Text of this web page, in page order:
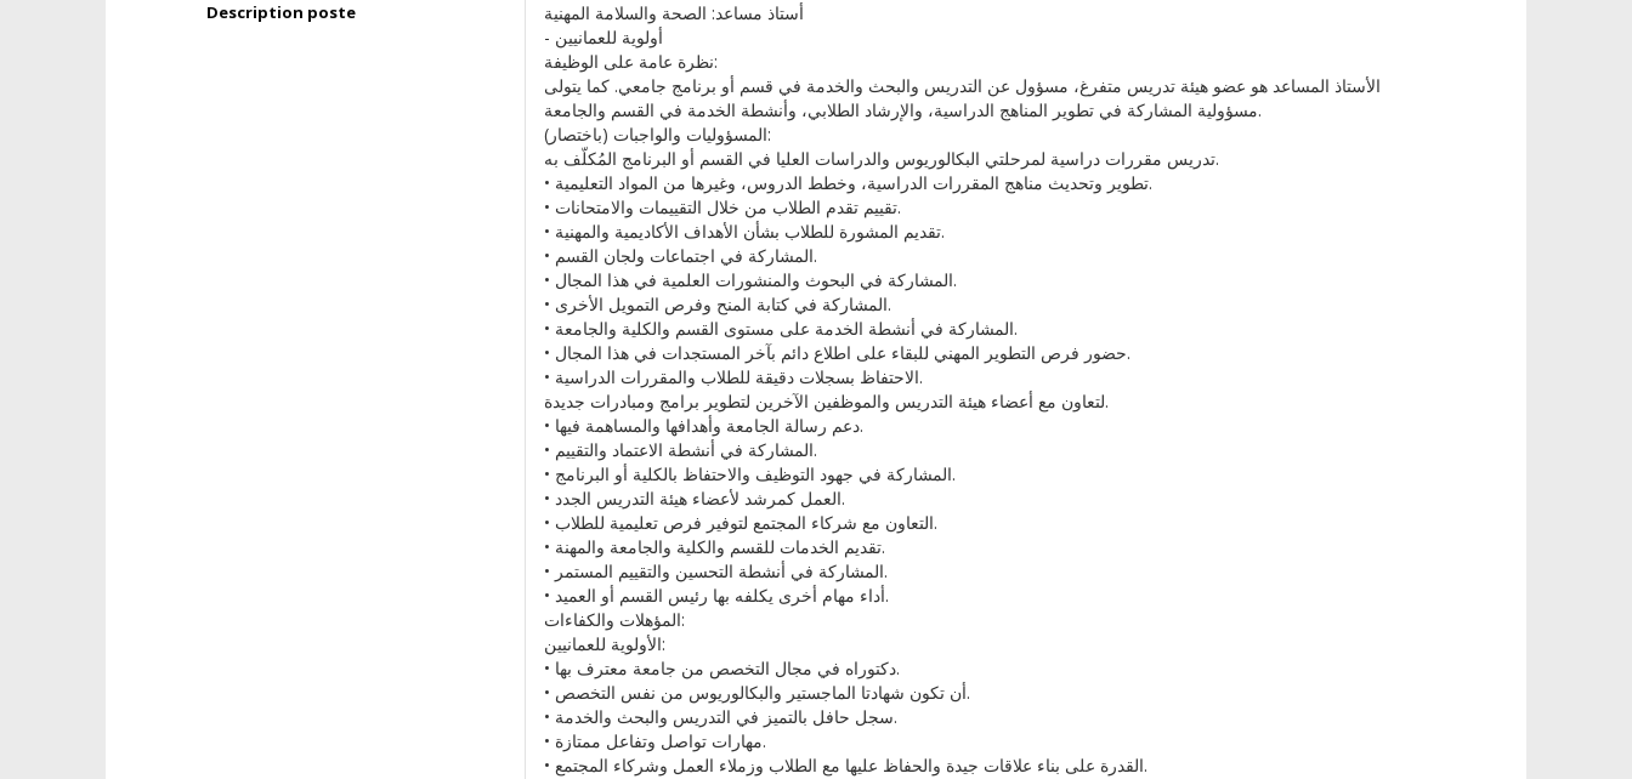
Description poste
أستاذ مساعد: الصحة والسلامة المهنية
- أولوية للعمانيين
نظرة عامة على الوظيفة:
الأستاذ المساعد هو عضو هيئة تدريس متفرغ، مسؤول عن التدريس والبحث والخدمة في قسم أو برنامج جامعي. كما يتولى
مسؤولية المشاركة في تطوير المناهج الدراسية، والإرشاد الطلابي، وأنشطة الخدمة في القسم والجامعة.
المسؤوليات والواجبات (باختصار):
تدريس مقررات دراسية لمرحلتي البكالوريوس والدراسات العليا في القسم أو البرنامج المُكلّف به.
• تطوير وتحديث مناهج المقررات الدراسية، وخطط الدروس، وغيرها من المواد التعليمية.
• تقييم تقدم الطلاب من خلال التقييمات والامتحانات.
• تقديم المشورة للطلاب بشأن الأهداف الأكاديمية والمهنية.
• المشاركة في اجتماعات ولجان القسم.
• المشاركة في البحوث والمنشورات العلمية في هذا المجال.
• المشاركة في كتابة المنح وفرص التمويل الأخرى.
• المشاركة في أنشطة الخدمة على مستوى القسم والكلية والجامعة.
• حضور فرص التطوير المهني للبقاء على اطلاع دائم بآخر المستجدات في هذا المجال.
• الاحتفاظ بسجلات دقيقة للطلاب والمقررات الدراسية.
لتعاون مع أعضاء هيئة التدريس والموظفين الآخرين لتطوير برامج ومبادرات جديدة.
• دعم رسالة الجامعة وأهدافها والمساهمة فيها.
• المشاركة في أنشطة الاعتماد والتقييم.
• المشاركة في جهود التوظيف والاحتفاظ بالكلية أو البرنامج.
• العمل كمرشد لأعضاء هيئة التدريس الجدد.
• التعاون مع شركاء المجتمع لتوفير فرص تعليمية للطلاب.
• تقديم الخدمات للقسم والكلية والجامعة والمهنة.
• المشاركة في أنشطة التحسين والتقييم المستمر.
• أداء مهام أخرى يكلفه بها رئيس القسم أو العميد.
المؤهلات والكفاءات:
الأولوية للعمانيين:
• دكتوراه في مجال التخصص من جامعة معترف بها.
• أن تكون شهادتا الماجستير والبكالوريوس من نفس التخصص.
• سجل حافل بالتميز في التدريس والبحث والخدمة.
• مهارات تواصل وتفاعل ممتازة.
• القدرة على بناء علاقات جيدة والحفاظ عليها مع الطلاب وزملاء العمل وشركاء المجتمع.